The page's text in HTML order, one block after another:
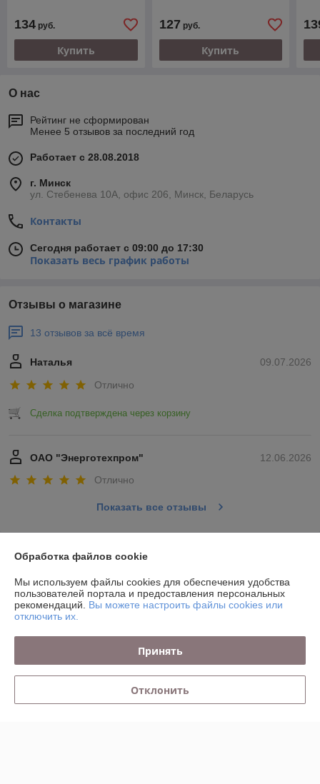
134 руб.
Купить
127 руб.
Купить
О нас
Рейтинг не сформирован
Менее 5 отзывов за последний год
Работает с 28.08.2018
г. Минск
ул. Стебенева 10А, офис 206, Минск, Беларусь
Контакты
Сегодня работает с 09:00 до 17:30
Показать весь график работы
Отзывы о магазине
13 отзывов за всё время
09.07.2026
Наталья
Отлично
Сделка подтверждена через корзину
12.06.2026
ОАО "Энерготехпром"
Отлично
Показать все отзывы
О нас
Контакты
Доставка и оплата
Обработка файлов cookie
Мы используем файлы cookies для обеспечения удобства
пользователей портала и предоставления персональных
рекомендаций. Вы можете настроить файлы cookies или
отключить их.
Принять
Отклонить